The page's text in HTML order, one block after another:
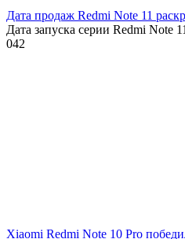
Дата продаж Redmi Note 11
Дата запуска серии Redmi Note
042
Xiaomi Redmi Note 10 Pro